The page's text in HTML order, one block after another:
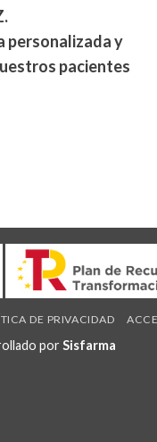
personalizada y
pacientes
DE PRIVACIDAD
por Sisfarma